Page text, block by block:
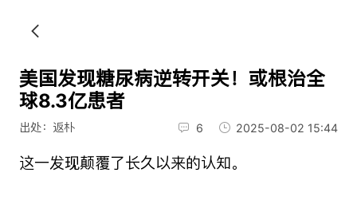
美国发现糖尿病逆转开关！或根治全
球8.3亿患者
出处：返朴 6 2025-08-02 15:44
这一发现颠覆了长久以来的认知。